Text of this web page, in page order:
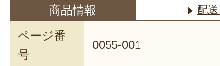
商品情報 配
ページ番
号
0055-001